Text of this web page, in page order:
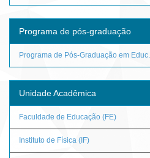
Programa de pós-graduação
Programa de Pós-Graduação em Educ...
Unidade Acadêmica
Faculdade de Educação (FE)
Instituto de Física (IF)